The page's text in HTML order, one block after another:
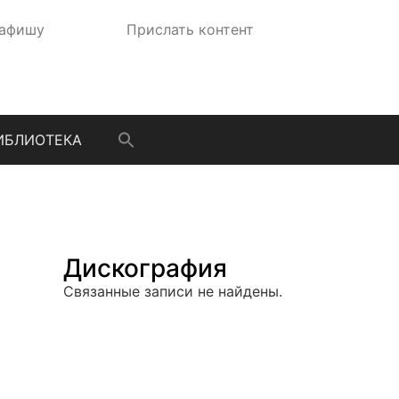
Прислать контент
Дискография
Связанные записи не найдены.